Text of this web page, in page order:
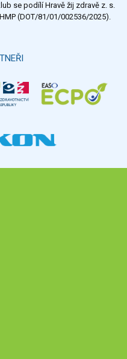
Všechny ankety
se podílí Hravě žij zdravě z. s.
(DOT/81/01/002536/2025).